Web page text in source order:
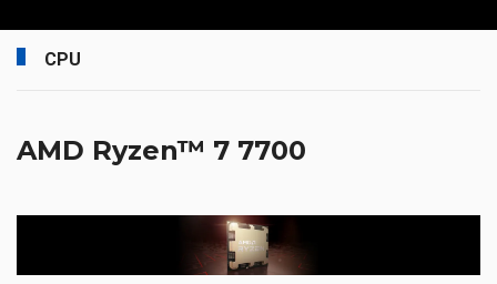
CPU
AMD Ryzen™ 7 7700